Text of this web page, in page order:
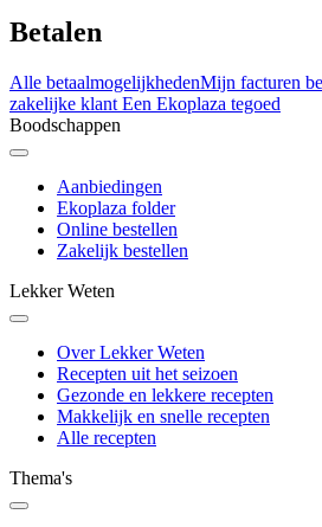
Betalen
Alle betaalmogelijkhedenMijn facturen
zakelijke klant Een Ekoplaza tegoed
Boodschappen
Aanbiedingen
Ekoplaza folder
Online bestellen
Zakelijk bestellen
Lekker Weten
Over Lekker Weten
Recepten uit het seizoen
Gezonde en lekkere recepten
Makkelijk en snelle recepten
Alle recepten
Thema's